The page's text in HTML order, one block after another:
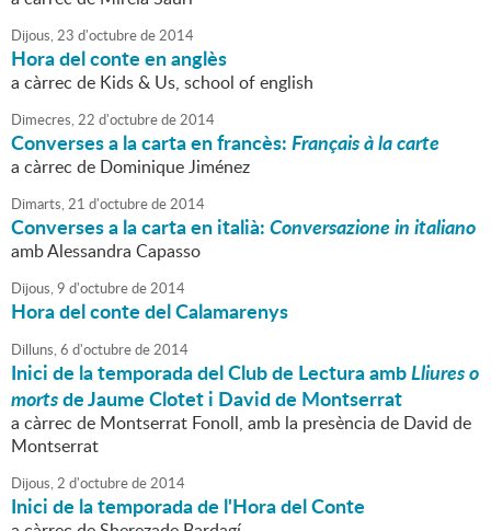
Dijous,23 d'octubrede2014
Hora del conte en anglès
a càrrec de Kids & Us, school of english
Dimecres,22 d'octubrede2014
Converses a la carta en francès:Français à la carte
a càrrec de Dominique Jiménez
Dimarts,21 d'octubrede2014
Converses a la carta en italià:Conversazione in italiano
amb Alessandra Capasso
Dijous,9 d'octubrede2014
Hora del conte del Calamarenys
Dilluns,6 d'octubrede2014
Inici de la temporada del Club de Lectura ambLliures o
mortsde Jaume Clotet i David de Montserrat
a càrrec de Montserrat Fonoll, amb la presència de David de
Montserrat
Dijous,2 d'octubrede2014
Inici de la temporada de l'Hora del Conte